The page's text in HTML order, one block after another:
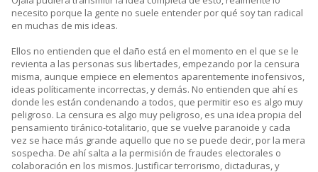
necesito porque la gente no suele entender por qué soy tan radical
en muchas de mis ideas.
Ellos no entienden que el daño está en el momento en el que se le
revienta a las personas sus libertades, empezando por la censura
misma, aunque empiece en elementos aparentemente inofensivos,
ideas políticamente incorrectas, y demás. No entienden que ahí es
donde les están condenando a todos, que permitir eso es algo muy
peligroso. La censura es algo muy peligroso, es una idea propia del
pensamiento tiránico-totalitario, que se vuelve paranoide y cada
vez se hace más grande aquello que no se puede decir, por la mera
sospecha. De ahí salta a la permisión de fraudes electorales o
colaboración en los mismos. Justificar terrorismo, dictaduras, y